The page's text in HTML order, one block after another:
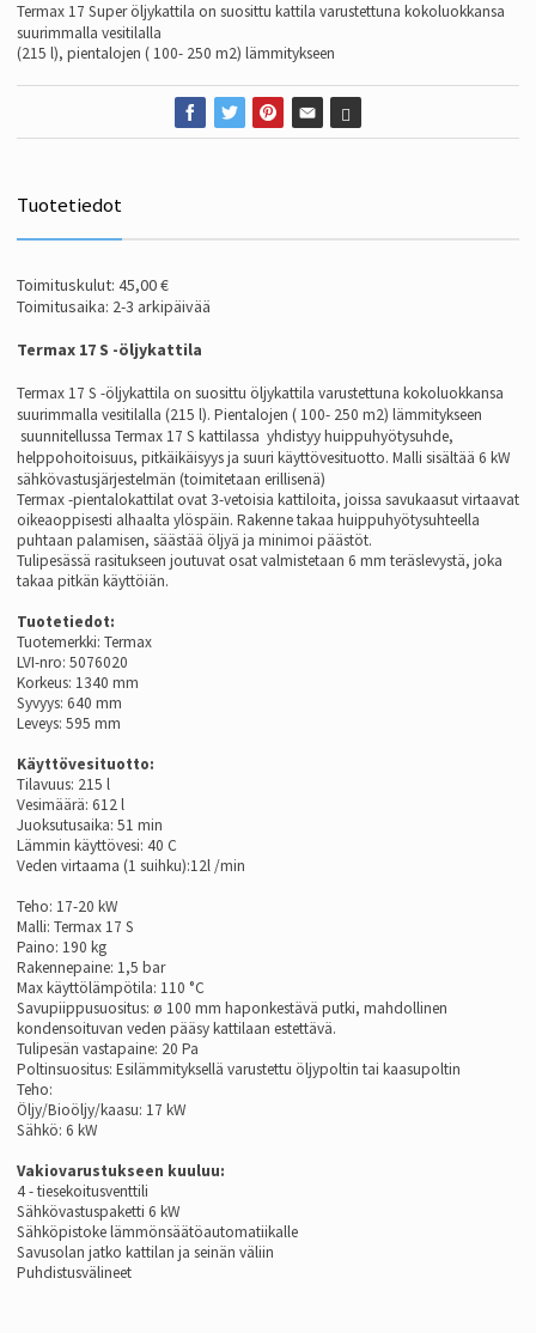
Termax 17 Super öljykattila on suosittu kattila varustettuna kokoluokkansa
suurimmalla vesitilalla
(215 l), pientalojen ( 100- 250 m2) lämmitykseen
Tuotetiedot
Toimituskulut: 45,00 €
Toimitusaika: 2-3 arkipäivää
Termax 17 S -öljykattila
Termax 17 S -öljykattila on suosittu öljykattila varustettuna kokoluokkansa
suurimmalla vesitilalla (215 l). Pientalojen ( 100- 250 m2) lämmitykseen
suunnitellussa Termax 17 S kattilassa yhdistyyhuippuhyötysuhde,
helppohoitoisuus, pitkäikäisyysja suuri käyttövesituotto. Malli sisältää 6 kW
sähkövastusjärjestelmän (toimitetaan erillisenä)
Termax -pientalokattilat ovat 3-vetoisia kattiloita, joissa savukaasut virtaavat
oikeaoppisesti alhaalta ylöspäin. Rakenne takaa huippuhyötysuhteella
puhtaan palamisen, säästää öljyä ja minimoi päästöt.
Tulipesässä rasitukseen joutuvat osat valmistetaan 6 mm teräslevystä, joka
takaa pitkän käyttöiän.
Tuotetiedot:
Tuotemerkki: Termax
LVI-nro: 5076020
Korkeus: 1340 mm
Syvyys: 640 mm
Leveys: 595 mm
Käyttövesituotto:
Tilavuus: 215 l
Vesimäärä: 612 l
Juoksutusaika: 51 min
Lämmin käyttövesi: 40 C
Veden virtaama (1 suihku):12l /min
Teho: 17-20 kW
Malli: Termax 17 S
Paino: 190 kg
Rakennepaine: 1,5 bar
Max käyttölämpötila: 110 °C
Savupiippusuositus: ø 100 mm haponkestävä putki, mahdollinen
kondensoituvan veden pääsy kattilaan estettävä.
Tulipesän vastapaine: 20 Pa
Poltinsuositus: Esilämmityksellä varustettu öljypoltin tai kaasupoltin
Teho:
Öljy/Bioöljy/kaasu: 17 kW
Sähkö: 6 kW
Vakiovarustukseen kuuluu:
4 - tiesekoitusventtili
Sähkövastuspaketti 6 kW
Sähköpistoke lämmönsäätöautomatiikalle
Savusolan jatko kattilan ja seinän väliin
Puhdistusvälineet